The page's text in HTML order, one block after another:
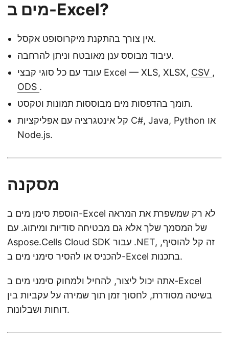
מים ב-Excel?
אין צורך בהתקנת מיקרוסופט אקסל.
עיבוד מבוסס ענן מאובטח וניתן להרחבה.
עובד עם כל סוגי קבצי Excel — XLS, XLSX, CSV ,
ODS .
תומך בהדפסות מים מבוססות תמונות וטקסט.
קל אינטגרציה עם אפליקציות C#, Java, Python או
Node.js.
מסקנה
הוספת סימן מים ב-Excel לא רק שמשפרת את המראה
של המסמך שלך אלא גם מבטיחה סודיות ומיתוג. עם
Aspose.Cells Cloud SDK עבור .NET, זה קל להוסיף,
להכניס או להסיר סימני מים ב-Excel בתכנות.
אתה יכול ליצור, להחיל ולמחוק סימני מים ב-Excel
בשיטה מסודרת, לחסוך זמן תוך שמירה על עקביות בין
דוחות ושבלונות.